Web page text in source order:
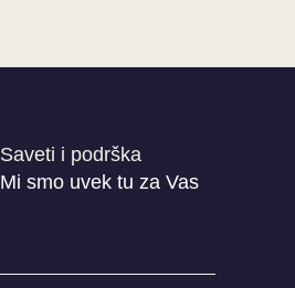
Saveti i podrška
Mi smo uvek tu za Vas